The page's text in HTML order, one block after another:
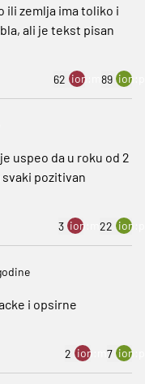
ili zemlja ima toliko i
ali je tekst pisan
62 ion:minus
89
uspeo da u roku od 2
pozitivan
3 ion:minus
22
i opsirne
2 ion:minus
7